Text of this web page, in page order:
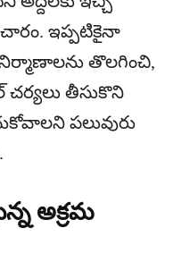
ఇప్పటికైనా
నిర్మాణాలను తొలగించి,
చర్యలు తీసుకొని
పలువురు
అక్రమ